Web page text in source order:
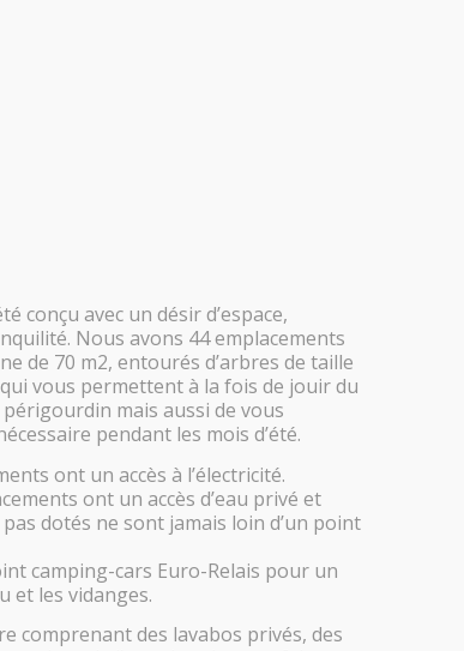
conçu avec un désir d’espace,
Nous avons 44 emplacements
de 70 m2, entourés d’arbres de taille
vous permettent à la fois de jouir du
mais aussi de vous
pendant les mois d’été.
ont un accès à l’électricité.
ont un accès d’eau privé et
dotés ne sont jamais loin d’un point
camping-cars Euro-Relais pour un
et les vidanges.
comprenant des lavabos privés, des